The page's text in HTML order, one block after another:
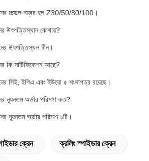
মডেল নম্বর হল Z30/50/80/100।
উৎপত্তিস্থান কোথায়?
উৎপত্তিস্থল চীন।
কি সার্টিফিকেশন আছে?
সিই, ইপিএ এবং ইউরো ৫ শংসাপত্র রয়েছে।
ন্যূনতম অর্ডার পরিমাণ কত?
ন্যূনতম অর্ডার পরিমাণ ১টি।
ক্রেন ক্রলিং স্পাইডার ক্রেন